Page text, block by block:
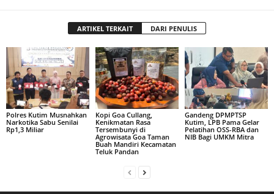
ARTIKEL TERKAIT DARI PENULIS
Polres Kutim Musnahkan
Narkotika Sabu Senilai
Rp1,3 Miliar
Kopi Goa Cullang,
Kenikmatan Rasa
Tersembunyi di
Agrowisata Goa Taman
Buah Mandiri Kecamatan
Teluk Pandan
Gandeng DPMPTSP
Kutim, LPB Pama Gelar
Pelatihan OSS-RBA dan
NIB Bagi UMKM Mitra